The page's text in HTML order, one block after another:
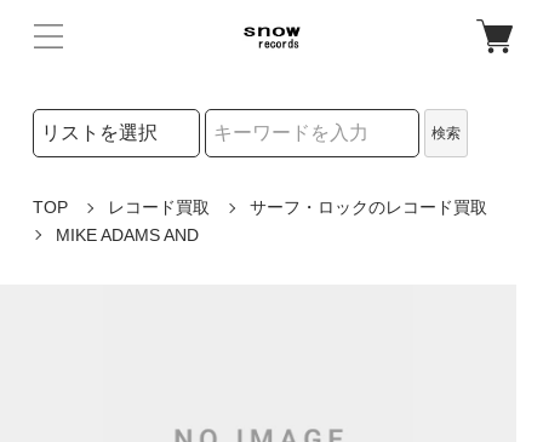
検索リストの選択
検索
TOP レコード買取
サーフ・ロックのレコード買取
MIKE ADAMS AND